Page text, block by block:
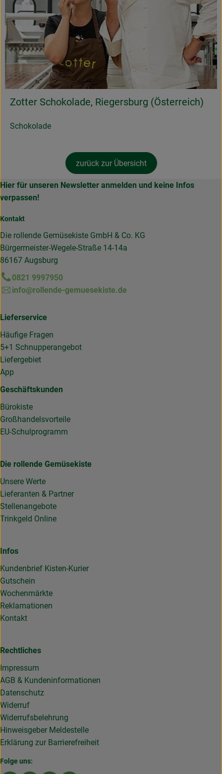
Zotter Schokolade, Riegersburg (Österreich)
Schokolade
zurück zur Übersicht
Hier für unseren Newsletter anmelden und keine Infos
verpassen!
Kontakt
Die rollende Gemüsekiste GmbH & Co. KG
Bürgermeister-Wegele-Straße 14-14a
86167 Augsburg
0821 9997950
info@rollende-gemuesekiste.de
Lieferservice
Häufige Fragen
5+1 Schnupperangebot
Liefergebiet
App
Geschäftskunden
Bürokiste
Großhandelsvorteile
EU-Schulprogramm
Die rollende Gemüsekiste
Unsere Werte
Lieferanten & Partner
Stellenangebote
Trinkgeld Online
Infos
Kundenbrief Kisten-Kurier
Gutschein
Wochenmärkte
Reklamationen
Kontakt
Rechtliches
Impressum
AGB & Kundeninformationen
Datenschutz
Widerruf
Widerrufsbelehrung
Hinweisgeber Meldestelle
Erklärung zur Barrierefreiheit
Folge uns: